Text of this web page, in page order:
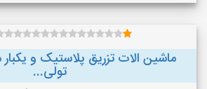
ماشین الات تزریق پلاستیک و
تولی...